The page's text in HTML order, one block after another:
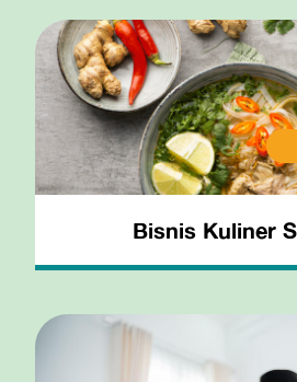
Bisnis Kuliner